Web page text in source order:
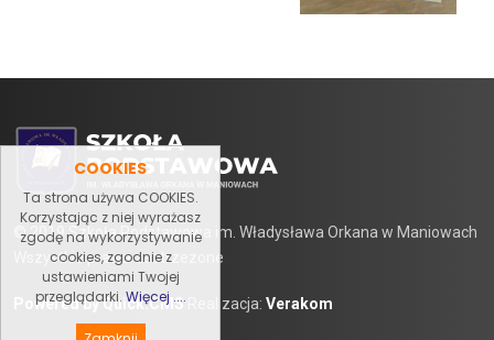
COOKIES
Ta strona używa COOKIES.
Korzystając z niej wyrażasz
zgodę na wykorzystywanie
cookies, zgodnie z
ustawieniami Twojej
przeglądarki. Więcej ....
© 2019 Szkoła Podstawowa im. Władysława Orkana w Maniowach
Wszystkie prawa zastrzezone
Powered by Quick.CMSRealizacja: Verakom